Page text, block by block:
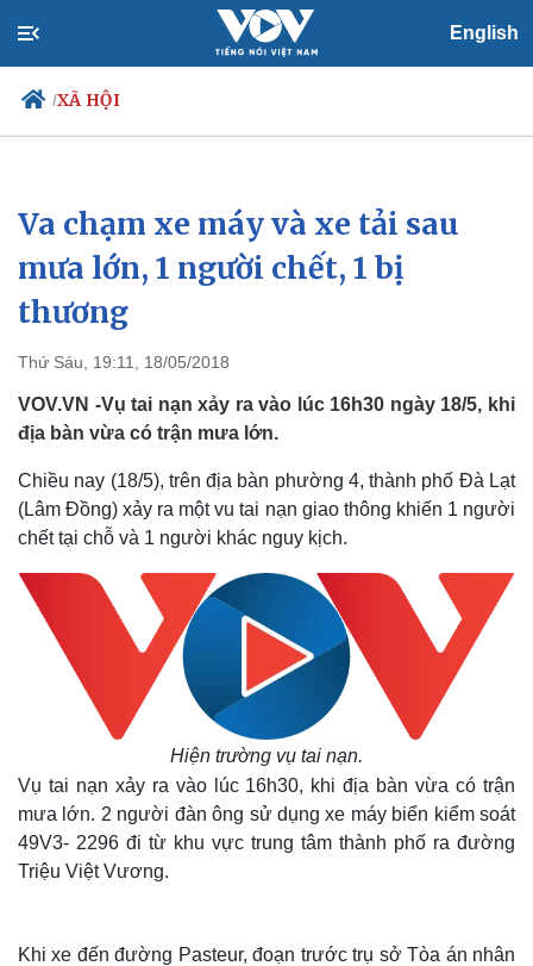
English
/XÃ HỘI
Chính trị
Tổ chức nhân sự
Quốc hội
Nhận diện sự thật
Xã hội
Tin 24h
Dự báo thời tiết
Va chạm xe máy và xe tải sau
mưa lớn, 1 người chết, 1 bị
thương
Thứ Sáu, 19:11, 18/05/2018
VOV.VN -Vụ tai nạn xảy ra vào lúc 16h30 ngày 18/5, khi
địa bàn vừa có trận mưa lớn.
Chiều nay (18/5), trên địa bàn phường 4, thành phố Đà Lạt
(Lâm Đồng) xảy ra một vu tai nạn giao thông khiến 1 người
chết tại chỗ và 1 người khác nguy kịch.
Hiện trường vụ tai nạn.
Vụ tai nạn xảy ra vào lúc 16h30, khi địa bàn vừa có trận
mưa lớn. 2 người đàn ông sử dụng xe máy biển kiểm soát
49V3- 2296 đi từ khu vực trung tâm thành phố ra đường
Triệu Việt Vương.
Khi xe đến đường Pasteur, đoạn trước trụ sở Tòa án nhân